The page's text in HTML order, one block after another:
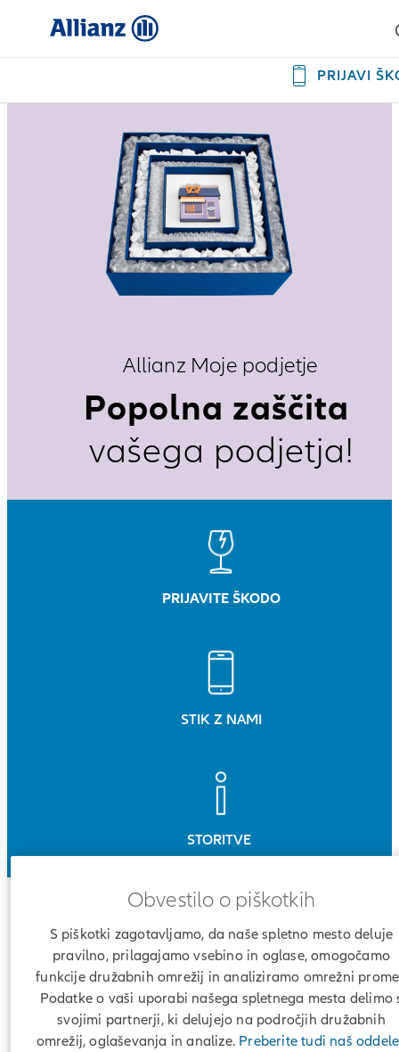
PRIJAVI
Allianz Moje podjetje
Popolna zaščita
vašega podjetja!
PRIJAVITE ŠKODO
STIK Z NAMI
STORITVE
Zakaj izbrati Allianz Moje
podjetje
Obvestilo o piškotkih
S piškotki zagotavljamo, da naše spletno mesto deluje
pravilno, prilagajamo vsebino in oglase, omogočamo
funkcije družabnih omrežij in analiziramo omrežni
Podatke o vaši uporabi našega spletnega mesta delimo
svojimi partnerji, ki delujejo na področjih družabnih
omrežij, oglaševanja in analize. Preberite tudi naš